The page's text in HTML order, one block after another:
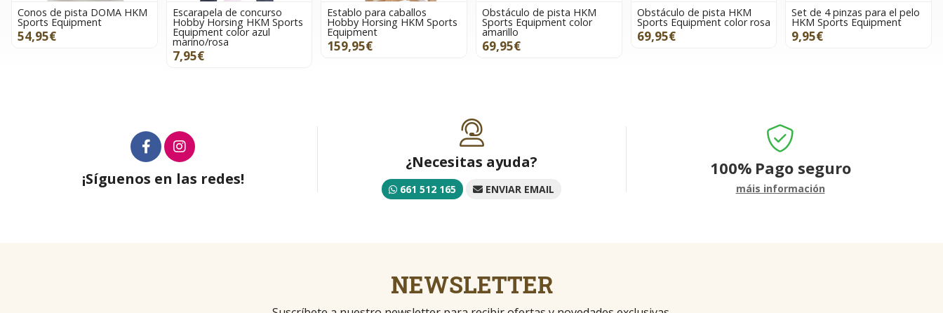
Conos de pista DOMA HKM
Sports Equipment
54,95€
Escarapela de concurso
Hobby Horsing HKM Sports
Equipment color azul
marino/rosa
7,95€
Establo para caballos
Hobby Horsing HKM Sports
Equipment
159,95€
Obstáculo de pista HKM
Sports Equipment color
amarillo
69,95€
Obstáculo de pista HKM
Sports Equipment color rosa
69,95€
Set de 4 pinzas para el pelo
HKM Sports Equipment
9,95€
¡Síguenos en las redes!
¿Necesitas ayuda?
661 512 165 ENVIAR EMAIL
100% Pago seguro
máis información
NEWSLETTER